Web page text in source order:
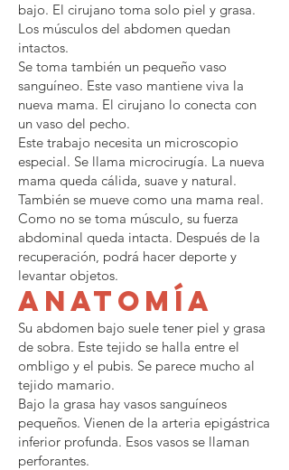
bajo. El cirujano toma solo piel y grasa.
Los músculos del abdomen quedan
intactos.
Se toma también un pequeño vaso
sanguíneo. Este vaso mantiene viva la
nueva mama. El cirujano lo conecta con
un vaso del pecho.
Este trabajo necesita un microscopio
especial. Se llama microcirugía. La nueva
mama queda cálida, suave y natural.
También se mueve como una mama real.
Como no se toma músculo, su fuerza
abdominal queda intacta. Después de la
recuperación, podrá hacer deporte y
levantar objetos.
Anatomía
Su abdomen bajo suele tener piel y grasa
de sobra. Este tejido se halla entre el
ombligo y el pubis. Se parece mucho al
tejido mamario.
Bajo la grasa hay vasos sanguíneos
pequeños. Vienen de la arteria epigástrica
inferior profunda. Esos vasos se llaman
perforantes.